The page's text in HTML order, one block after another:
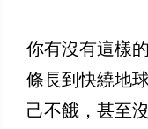
你有沒有這樣
條長到快繞地
己不餓，甚至